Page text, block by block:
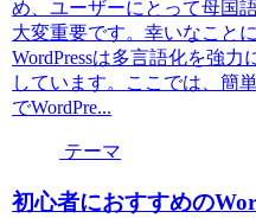
め、ユーザーにとって母国
大変重要です。幸いなことに
WordPressは多言語化を強力
しています。ここでは、簡
でWordPre...
テーマ
初心者におすすめの